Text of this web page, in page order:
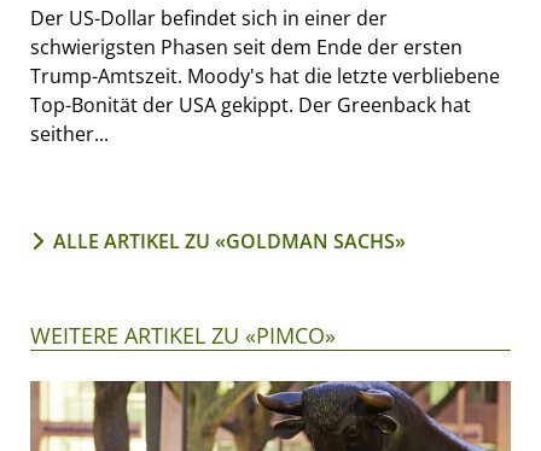
Der US-Dollar befindet sich in einer der
schwierigsten Phasen seit dem Ende der ersten
Trump-Amtszeit. Moody's hat die letzte verbliebene
Top-Bonität der USA gekippt. Der Greenback hat
seither...
ALLE ARTIKEL ZU «GOLDMAN SACHS»
WEITERE ARTIKEL ZU «PIMCO»